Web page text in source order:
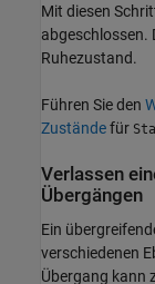
Mit diesen
abgeschlossen.
Ruhezustand.
Führen Sie den
Zuständefür
Verlassen
Übergängen
Ein
verschiedenen
Übergang kann